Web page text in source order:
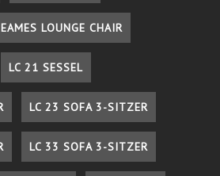
EAMES LOUNGE CHAIR
LC 21 SESSEL
LC 23 SOFA 3-SITZER
LC 33 SOFA 3-SITZER